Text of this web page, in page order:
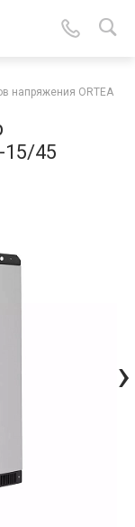
напряжения ORTEA
15/45
›